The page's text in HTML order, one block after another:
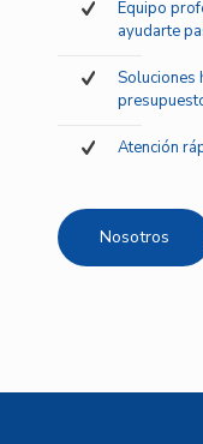
Equipo
ayudarte
Soluciones
Atención
Nosotros